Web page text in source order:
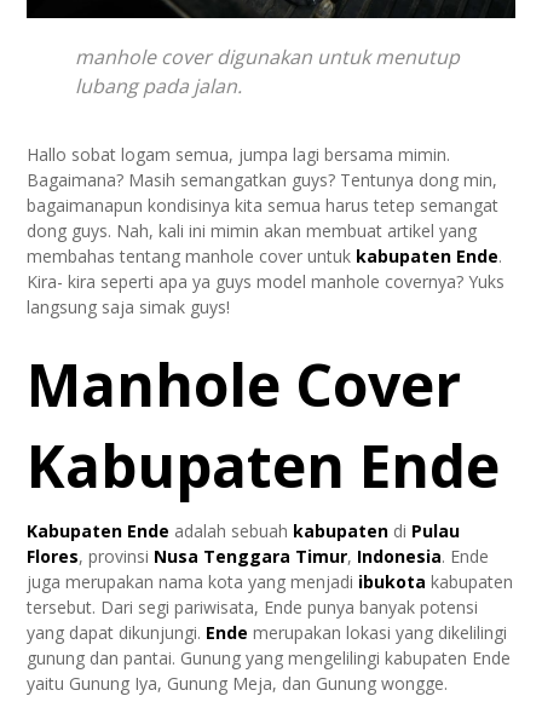
manhole cover digunakan untuk menutup
lubang pada jalan.
Hallo sobat logam semua, jumpa lagi bersama mimin.
Bagaimana? Masih semangatkan guys? Tentunya dong min,
bagaimanapun kondisinya kita semua harus tetep semangat
dong guys. Nah, kali ini mimin akan membuat artikel yang
membahas tentang manhole cover untuk kabupaten Ende.
Kira- kira seperti apa ya guys model manhole covernya? Yuks
langsung saja simak guys!
Manhole Cover
Kabupaten Ende
Kabupaten Ende adalah sebuah kabupaten di Pulau
Flores, provinsi Nusa Tenggara Timur, Indonesia. Ende
juga merupakan nama kota yang menjadi ibukota kabupaten
tersebut. Dari segi pariwisata, Ende punya banyak potensi
yang dapat dikunjungi. Ende merupakan lokasi yang dikelilingi
gunung dan pantai. Gunung yang mengelilingi kabupaten Ende
yaitu Gunung Iya, Gunung Meja, dan Gunung wongge.